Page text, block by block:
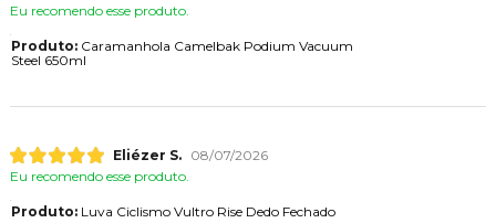
Eu recomendo esse produto.
Produto:Caramanhola Camelbak Podium Vacuum
Steel 650ml
Eliézer S.
08/07/2026
Eu recomendo esse produto.
Produto:Luva Ciclismo Vultro Rise Dedo Fechado